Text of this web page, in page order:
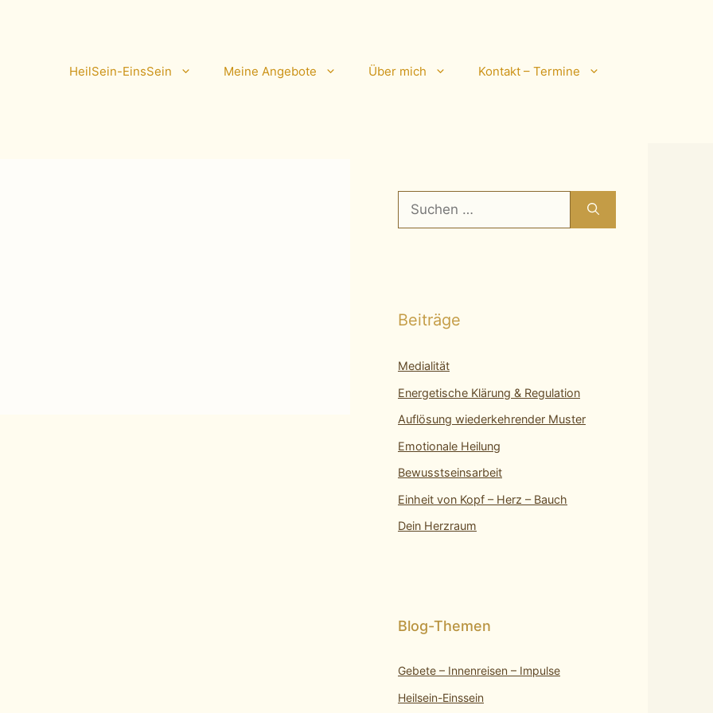
HeilSein-EinsSein Meine Angebote Über mich Kontakt – Termine
Suchen
nach:
Beiträge
Medialität
Energetische Klärung & Regulation
Auflösung wiederkehrender Muster
Emotionale Heilung
Bewusstseinsarbeit
Einheit von Kopf – Herz – Bauch
Dein Herzraum
Gebete – Innenreisen – Impulse
Heilsein-Einssein